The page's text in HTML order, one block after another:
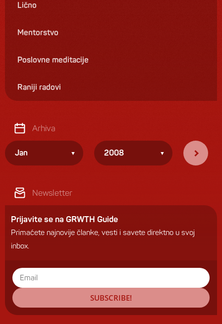
Lično
Mentorstvo
Poslovne meditacije
Raniji radovi
Arhiva
Jan 2008
Newsletter
Prijavite se na GRWTH Guide
Primaćete najnovije članke, vesti i savete direktno u svoj
inbox.
SUBSCRIBE!